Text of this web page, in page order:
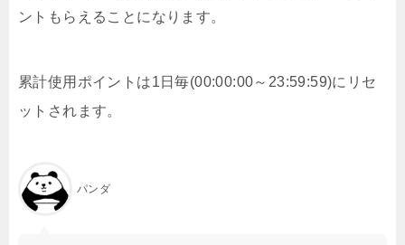
ントもらえることになります。
累計使用ポイントは1日毎(00:00:00～23:59:59)にリセ
ットされます。
パンダ